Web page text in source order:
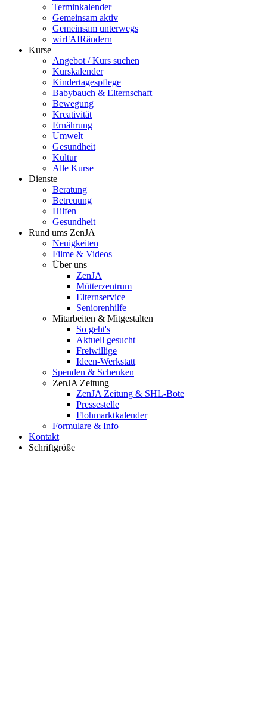
Terminkalender
Gemeinsam aktiv
Gemeinsam unterwegs
wirFAIRändern
Kurse
Angebot / Kurs suchen
Kurskalender
Kindertagespflege
Babybauch & Elternschaft
Bewegung
Kreativität
Ernährung
Umwelt
Gesundheit
Kultur
Alle Kurse
Dienste
Beratung
Betreuung
Hilfen
Gesundheit
Rund ums ZenJA
Neuigkeiten
Filme & Videos
Über uns
ZenJA
Mütterzentrum
Elternservice
Seniorenhilfe
Mitarbeiten & Mitgestalten
So geht's
Aktuell gesucht
Freiwillige
Ideen-Werkstatt
Spenden & Schenken
ZenJA Zeitung
ZenJA Zeitung & SHL-Bote
Pressestelle
Flohmarktkalender
Formulare & Info
Kontakt
Schriftgröße